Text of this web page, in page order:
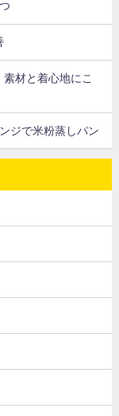
材と着心地にこ
ジで米粉蒸しパン